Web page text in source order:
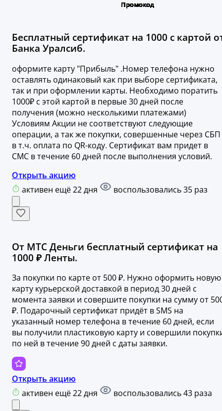
Бесплатный сертификат на 1000 с картой
Банка Уралсиб.
оформите карту "Прибыль" .Номер телефона нужно
оставлять одинаковый как при выборе сертификата,
так и при оформлении карты. Необходимо поратить
1000₽ с этой картой в первые 30 дней после
получения (можно несколькими платежами)
Условиям Акции не соответствуют следующие
операции, а так же покупки, совершенные через СБП
в т.ч. оплата по QR-коду. Сертификат вам придет в
СМС в течение 60 дней после выполнения условий.
Открыть акцию
активен ещё 22 дня
воспользовались 35 раз
От МТС Деньги бесплатный сертификат на
1000 ₽ Ленты.
За покупки по карте от 500 ₽. Нужно оформить новую
карту курьерской доставкой в период 30 дней с
момента заявки и совершите покупки на сумму от
₽. Подарочный сертификат придёт в SMS на
указанный номер телефона в течение 60 дней, если
вы получили пластиковую карту и совершили
по ней в течение 90 дней с даты заявки.
Открыть акцию
активен ещё 22 дня
воспользовались 43 раза